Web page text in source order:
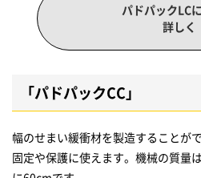
パドパックLC
詳しく
「パドパックCC」
幅のせまい緩衝材を製造することが
固定や保護に使えます。機械の質量